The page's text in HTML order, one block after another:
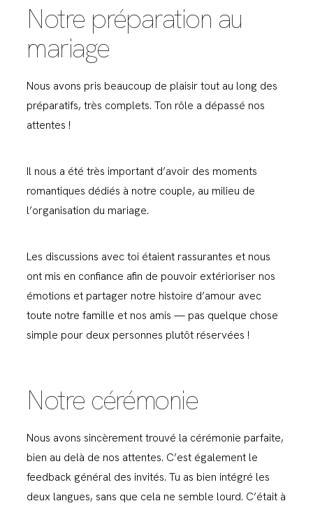
Notre préparation au
mariage
Nous avons pris beaucoup de plaisir tout au long des
préparatifs, très complets. Ton rôle a dépassé nos
attentes !
Il nous a été très important d’avoir des moments
romantiques dédiés à notre couple, au milieu de
l’organisation du mariage.
Les discussions avec toi étaient rassurantes et nous
ont mis en confiance afin de pouvoir extérioriser nos
émotions et partager notre histoire d’amour avec
toute notre famille et nos amis — pas quelque chose
simple pour deux personnes plutôt réservées !
Notre cérémonie
Nous avons sincèrement trouvé la cérémonie parfaite,
bien au delà de nos attentes. C’est également le
feedback général des invités. Tu as bien intégré les
deux langues, sans que cela ne semble lourd. C’était à